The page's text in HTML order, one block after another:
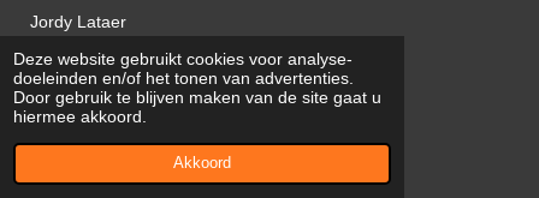
Deze website gebruikt cookies voor analyse-
doeleinden en/of het tonen van advertenties.
Door gebruik te blijven maken van de site gaat u
hiermee akkoord.
Akkoord
Jordy Lataer
JL VOEGWERKEN
BTW BE0747.751.422
JouwWeb